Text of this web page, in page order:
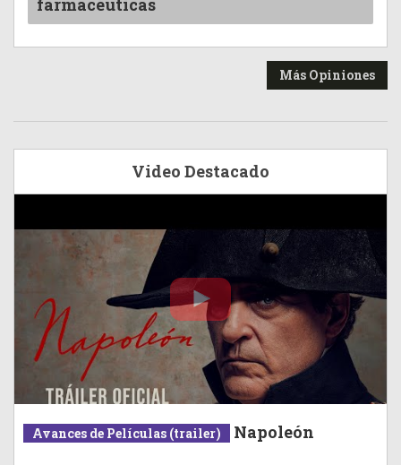
farmacéuticas
Más Opiniones
Video Destacado
Avances de Películas (trailer) Napoleón